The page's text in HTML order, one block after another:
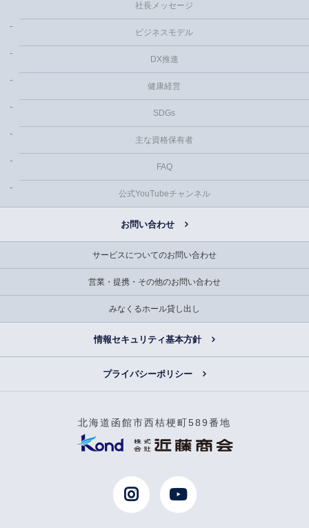
社長メッセージ
ビジネスモデル
DX推進
健康経営
SDGs
主な資格保有者
FAQ
公式YouTubeチャンネル
お問い合わせ
サービスについてのお問い合わせ
営業・提携・その他のお問い合わせ
みなくるホール貸し出し
情報セキュリティ基本方針
プライバシーポリシー
北海道函館市西桔梗町589番地